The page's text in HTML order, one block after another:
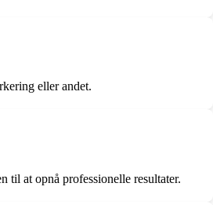
eller andet.
til at opnå professionelle resultater.